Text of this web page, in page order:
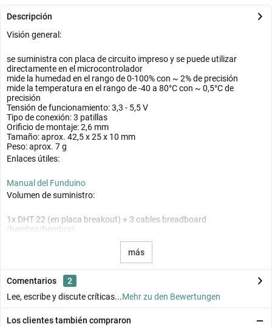
Descripción
Visión general:
se suministra con placa de circuito impreso y se puede utilizar
directamente en el microcontrolador
mide la humedad en el rango de 0-100% con ~ 2% de precisión
mide la temperatura en el rango de -40 a 80°C con ~ 0,5°C de
precisión
Tensión de funcionamiento: 3,3 - 5,5 V
Tipo de conexión: 3 patillas
Orificio de montaje: 2,6 mm
Tamaño:aprox. 42,5 x 25 x 10 mm
Peso: aprox. 7 g
Enlaces útiles:
Manual del Funduino
Volumen de suministro:
1x DHT 22 (en placa breakout) + 3 cables breadboard
(hembra/hembra)
más
Comentarios
2
Lee, escribe y discute críticas...Mehr zu den Bewertungen
Los clientes también compraron